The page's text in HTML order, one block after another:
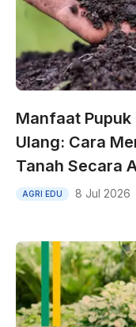
Manfaat
Ulang: Cara
Tanah Secara
AGRI EDU 8 Jul 2026